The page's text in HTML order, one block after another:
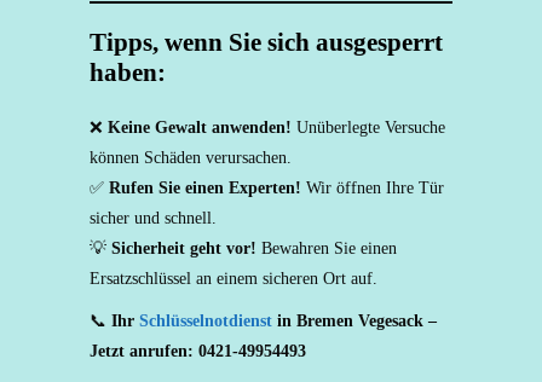
Tipps, wenn Sie sich ausgesperrt
haben:
❌ Keine Gewalt anwenden! Unüberlegte Versuche
können Schäden verursachen.
✅ Rufen Sie einen Experten! Wir öffnen Ihre Tür
sicher und schnell.
💡 Sicherheit geht vor! Bewahren Sie einen
Ersatzschlüssel an einem sicheren Ort auf.
📞 Ihr Schlüsselnotdienst in Bremen Vegesack –
Jetzt anrufen: 0421-49954493